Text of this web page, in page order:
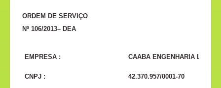
ORDEM DE SERVIÇO
Nº 106/2013– DEA
EMPRESA : CAABA ENGENHARIA LTDA
CNPJ : 42.370.957/0001-70